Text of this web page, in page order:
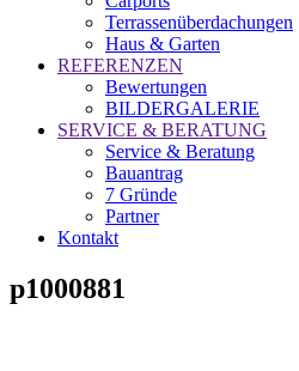
Terrassenüberdachungen
Haus & Garten
REFERENZEN
Bewertungen
BILDERGALERIE
SERVICE & BERATUNG
Service & Beratung
Bauantrag
7 Gründe
Partner
Kontakt
p1000881